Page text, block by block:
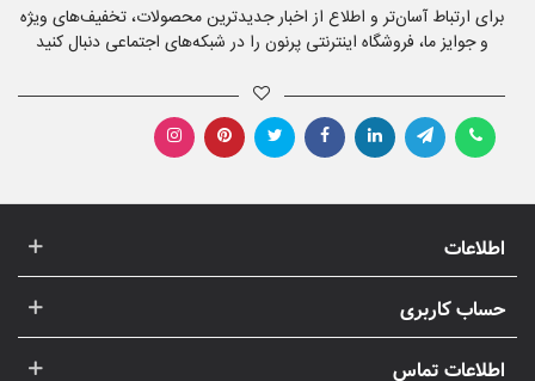
برای ارتباط آسان‌تر و اطلاع از اخبار جدیدترین محصولات، تخفیف‌های ویژه
و جوایز ما، فروشگاه اینترنتی پرنون را در شبکه‌های اجتماعی دنبال کنید
اطلاعات
حساب کاربری
اطلاعات تماس